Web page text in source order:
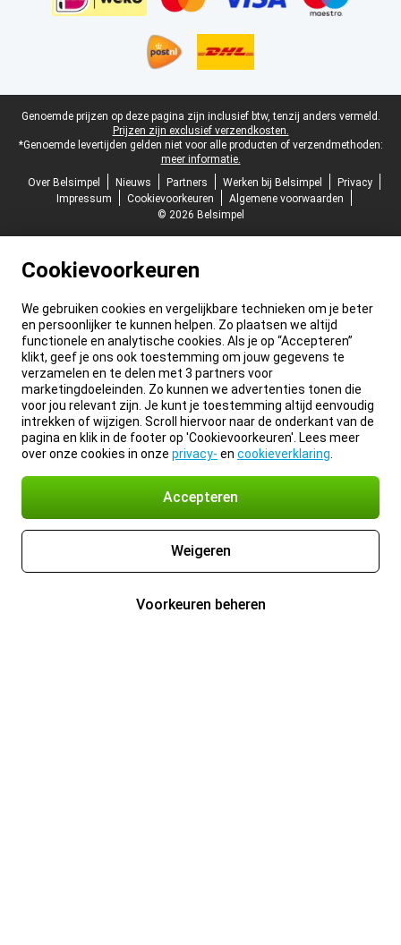
Juridische voettekst
Genoemde prijzen op deze pagina zijn inclusief btw, tenzij anders vermeld.
Prijzen zijn exclusief verzendkosten.
*Genoemde levertijden gelden niet voor alle producten of verzendmethoden:
meer informatie.
Over Belsimpel
Nieuws Partners Werken bij Belsimpel
Privacy
Impressum
Cookievoorkeuren
Algemene voorwaarden
© 2026 Belsimpel
Cookievoorkeuren
We gebruiken cookies en vergelijkbare technieken om je beter
en persoonlijker te kunnen helpen. Zo plaatsen we altijd
functionele en analytische cookies. Als je op “Accepteren”
klikt, geef je ons ook toestemming om jouw gegevens te
verzamelen en te delen met 3 partners voor
marketingdoeleinden. Zo kunnen we advertenties tonen die
voor jou relevant zijn. Je kunt je toestemming altijd eenvoudig
intrekken of wijzigen. Scroll hiervoor naar de onderkant van de
pagina en klik in de footer op 'Cookievoorkeuren'. Lees meer
over onze cookies in onze privacy- en cookieverklaring
Accepteren
Weigeren
Voorkeuren beheren